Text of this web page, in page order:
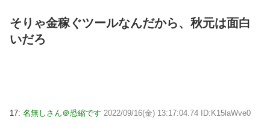
そりゃ金稼ぐツールなんだから、秋元は面白
いだろ
17: 名無しさん＠恐縮です 2022/09/16(金) 13:17:04.74 ID:K15laWve0